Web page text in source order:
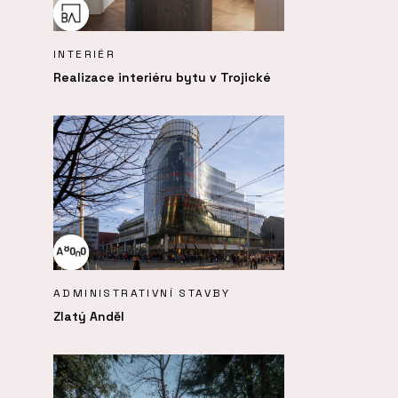
INTERIÉR
Realizace interiéru bytu v Trojické
ADMINISTRATIVNÍ STAVBY
Zlatý Anděl